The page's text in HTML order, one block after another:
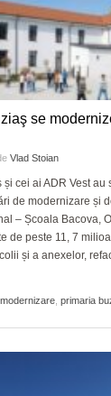
se
Vlad Stoian
cei ai ADR Vest au
de modernizare și
– Școala Bacova,
de peste 11, 7
și a anexelor,
modernizare primaria